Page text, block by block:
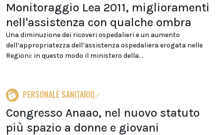
Monitoraggio Lea 2011, miglioramenti
nell'assistenza con qualche ombra
Una diminuzione dei ricoveri ospedalieri e un aumento
dell’appropriatezza dell’assistenza ospedaliera erogata nelle
Regioni: in questo modo il ministero della...
PERSONALE SANITARIO
Congresso Anaao, nel nuovo statuto
più spazio a donne e giovani